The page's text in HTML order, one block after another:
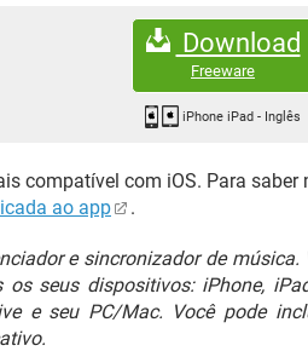
Download
Freeware
iPhone iPad - Inglês
compatível com iOS. Para saber
ao app .
e sincronizador de música.
seus dispositivos: iPhone,
e seu PC/Mac. Você pode